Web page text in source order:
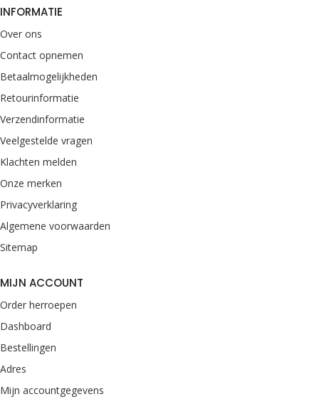
INFORMATIE
Over ons
Contact opnemen
Betaalmogelijkheden
Retourinformatie
Verzendinformatie
Veelgestelde vragen
Klachten melden
Onze merken
Privacyverklaring
Algemene voorwaarden
Sitemap
MIJN ACCOUNT
Order herroepen
Dashboard
Bestellingen
Adres
Mijn accountgegevens